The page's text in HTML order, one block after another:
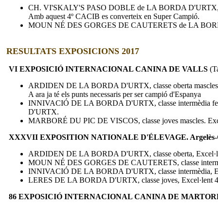
CH. VI'SKALY'S PASO DOBLE de LA BORDA D'URTX,
Amb aquest 4º CACIB es converteix en Super Campió.
MOUN NÉ DES GORGES DE CAUTERETS de LA
RESULTATS EXPOSICIONS 2017
VI EXPOSICIÓ INTERNACIONAL CANINA DE VALLS
ARDIDEN DE LA BORDA D'URTX, classe oberta
A ara ja té els punts necessaris per ser campió d'Espanya
INNIVACIÓ DE LA BORDA D'URTX, classe intermèdia
D'URTX.
MARBORÉ DU PIC DE VISCOS, classe joves mascles.
XXXVII EXPOSITION NATIONALE D'ÉLEVAGE. Argelès-
ARDIDEN DE LA BORDA D'URTX, classe oberta,
MOUN NÉ DES GORGES DE CAUTERETS, classe
INNIVACIÓ DE LA BORDA D'URTX, classe intermèdia,
LERES DE LA BORDA D'URTX, classe joves, Excel·lent
86 EXPOSICIÓ INTERNACIONAL CANINA DE